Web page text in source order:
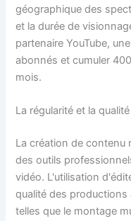
géographique des
et la durée de
partenaire YouTube,
abonnés et cumuler
mois.
La régularité et la
La création de contenu
des outils
vidéo. L'utilisation
qualité des
telles que le montage